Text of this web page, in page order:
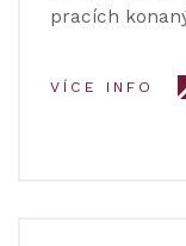
pracích
VÍCE INFO